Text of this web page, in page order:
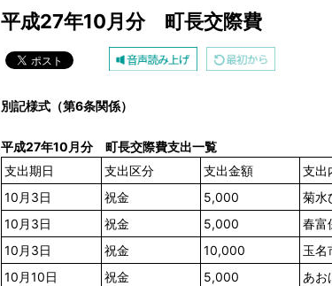
平成27年10月分 町長交際費
別記様式（第6条関係）
平成27年10月分 町長交際費支出一覧
支出期日
支出区分 支出金額
支出
10月3日
祝金 5,000
菊水
10月3日
祝金 5,000
春富
10月3日
祝金 10,000
玉名
10月10日
祝金 5,000
あお